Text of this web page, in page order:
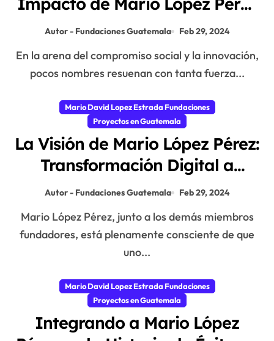
en la Fundación Mario López
Estrada
Autor - Fundaciones Guatemala Feb 29, 2024
En la arena del compromiso social y la innovación,
pocos nombres resuenan con tanta fuerza...
Mario David Lopez Estrada Fundaciones
Proyectos en Guatemala
La Visión de Mario López Pérez:
Transformación Digital a
través de la Fundación Mario
López Estrada
Autor - Fundaciones Guatemala Feb 29, 2024
Mario López Pérez, junto a los demás miembros
fundadores, está plenamente consciente de que
uno...
Mario David Lopez Estrada Fundaciones
Proyectos en Guatemala
Integrando a Mario López